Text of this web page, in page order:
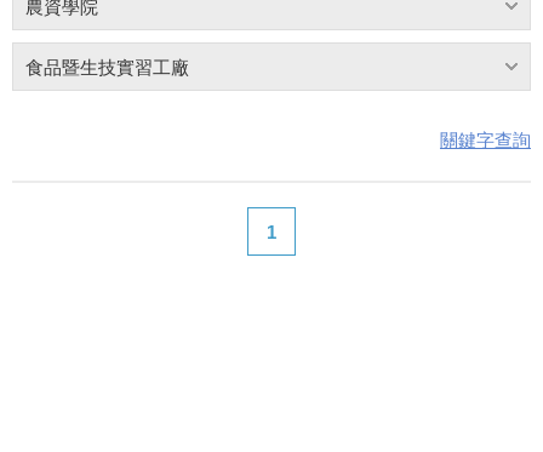
農資學院
食品暨生技實習工廠
關鍵字查詢
1